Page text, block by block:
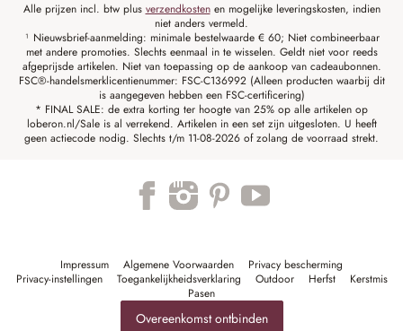
Alle prijzen incl. btw plus verzendkostenen mogelijke leveringskosten, indien
niet anders vermeld.
¹ Nieuwsbrief-aanmelding: minimale bestelwaarde € 60; Niet combineerbaar
met andere promoties. Slechts eenmaal in te wisselen. Geldt niet voor reeds
afgeprijsde artikelen. Niet van toepassing op de aankoop van cadeaubonnen.
FSC®-handelsmerklicentienummer: FSC-C136992 (Alleen producten waarbij dit
is aangegeven hebben een FSC-certificering)
* FINAL SALE: de extra korting ter hoogte van 25% op alle artikelen op
loberon.nl/Sale is al verrekend. Artikelen in een set zijn uitgesloten. U heeft
geen actiecode nodig. Slechts t/m 11-08-2026 of zolang de voorraad strekt.
Impressum Algemene Voorwaarden
Privacy bescherming
Privacy-instellingen
Toegankelijkheidsverklaring Outdoor Herfst
Kerstmis
Pasen
Overeenkomst ontbinden